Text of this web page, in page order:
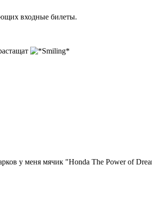
входные билеты.
у меня мячик "Honda The Power of